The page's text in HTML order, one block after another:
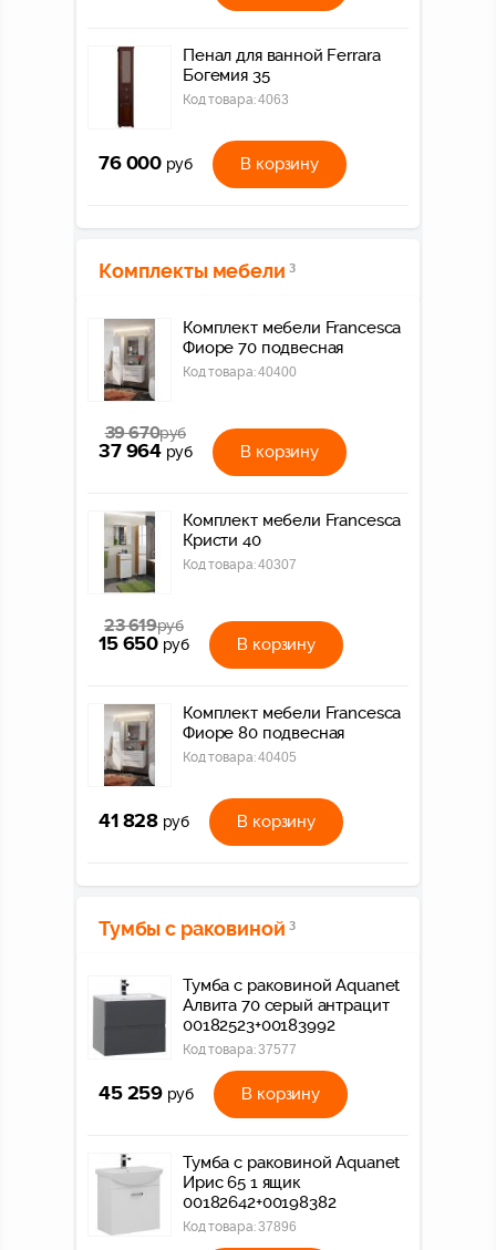
Пенал для ванной Ferrara
Богемия 35
Код товара:4063
76 000 руб В корзину
Комплекты мебели 3
Комплект мебели Francesca
Фиоре 70 подвесная
Код товара:40400
39 670руб
37 964 руб В корзину
Комплект мебели Francesca
Кристи 40
Код товара:40307
23 619руб
15 650 руб В корзину
Комплект мебели Francesca
Фиоре 80 подвесная
Код товара:40405
41 828 руб В корзину
Тумбы с раковиной 3
Тумба с раковиной Aquanet
Алвита 70 серый антрацит
00182523+00183992
Код товара:37577
45 259 руб В корзину
Тумба с раковиной Aquanet
Ирис 65 1 ящик
00182642+00198382
Код товара:37896